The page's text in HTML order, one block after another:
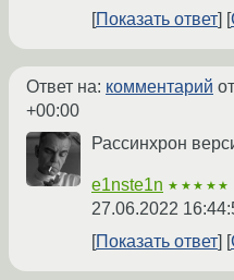
Показать ответ
Ответ на: комментарий
+00:00
Рассинхрон
e1nste1n ★★★★★
27.06.2022
Показать ответ